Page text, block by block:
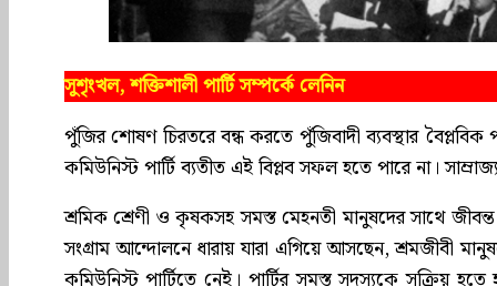
সুশৃংখল, শক্তিশালী পার্টি সম্পর্কে লেনিন
পুঁজির শোষণ চিরতরে বন্ধ করতে পুঁজিবাদী ব্যবস্থার বৈপ্লবিক
কমিউনিস্ট পার্টি ব্যতীত এই বিপ্লব সফল হতে পারে না।
শ্রমিক শ্রেণী ও কৃষকসহ সমস্ত মেহনতী মানুষদের সাথে
সংগ্রাম আন্দোলনে ধারায় যারা এগিয়ে আসছেন, শ্রমজীবী